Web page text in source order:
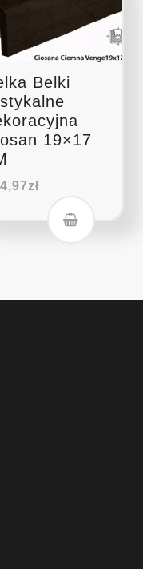
Belki
19×17
zł